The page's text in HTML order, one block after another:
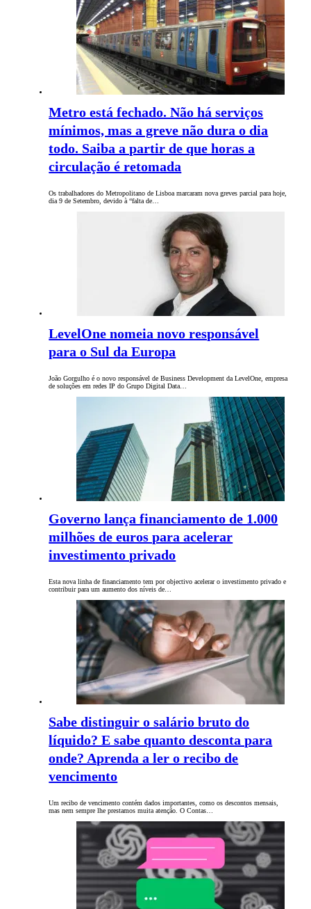
Metro está fechado. Não há serviços
mínimos, mas a greve não dura o dia
todo. Saiba a partir de que horas a
circulação é retomada
Os trabalhadores do Metropolitano de Lisboa marcaram nova greves parcial para hoje,
dia 9 de Setembro, devido à “falta de…
LevelOne nomeia novo responsável
para o Sul da Europa
João Gorgulho é o novo responsável de Business Development da LevelOne, empresa
de soluções em redes IP do Grupo Digital Data…
Governo lança financiamento de 1.000
milhões de euros para acelerar
investimento privado
Esta nova linha de financiamento tem por objectivo acelerar o investimento privado e
contribuir para um aumento dos níveis de…
Sabe distinguir o salário bruto do
líquido? E sabe quanto desconta para
onde? Aprenda a ler o recibo de
vencimento
Um recibo de vencimento contém dados importantes, como os descontos mensais,
mas nem sempre lhe prestamos muita atenção. O Contas…